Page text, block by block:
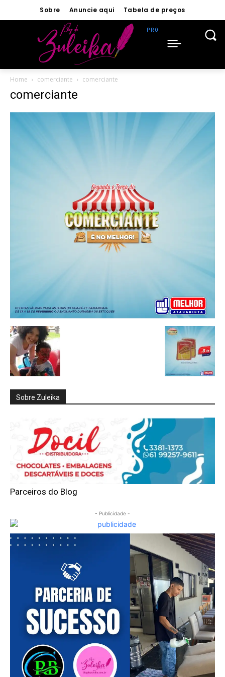
━ pricing plans
Free
Included for free:
Sobre Anuncie aqui Tabela de preços
Home comerciante comerciante
comerciante
Sobre Zuleika
Parceiros do Blog
- Publicidade -